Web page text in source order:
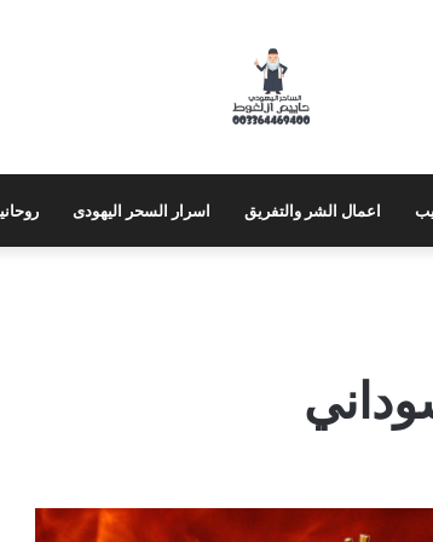
اعمال الشر والتفريق اسرار السحر اليهودى